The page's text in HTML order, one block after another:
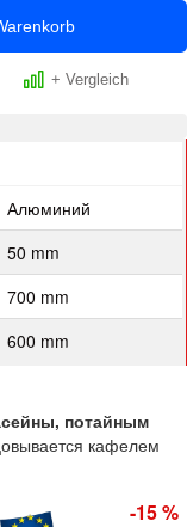
+ Vergleich
Алюминий
50 mm
700 mm
600 mm
потайным
кафелем
-25 %